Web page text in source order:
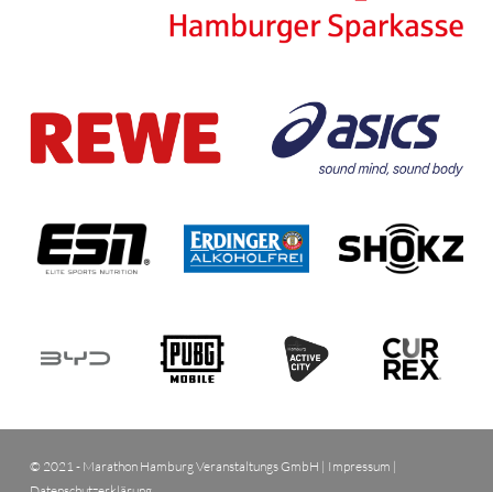
© 2021 - Marathon Hamburg Veranstaltungs GmbH | Impressum |